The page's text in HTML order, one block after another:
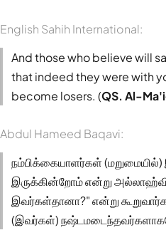
English Sahih International:
And those who believe will
that indeed they were with
become losers. (QS. Al-
Abdul Hameed Baqavi:
நம்பிக்கையாளர்கள் (மறுமையில்)
இருக்கின்றோம் என்று
இவர்கள்தானா?" என்று
(இவர்கள்)